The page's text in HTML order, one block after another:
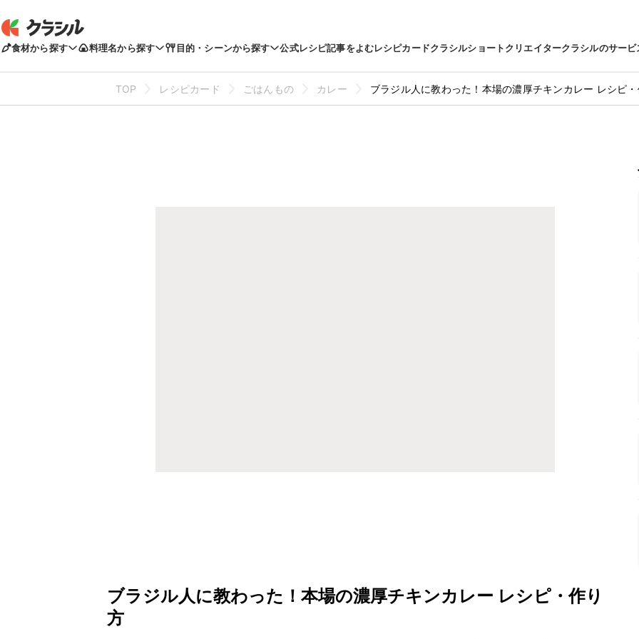
食材から探す 料理名から探す 目的・シーンから探す 公式レシピ記事をよむレシピカードクラシルショートクリエイタークラシルのサービ
TOP レシピカード ごはんもの カレー ブラジル人に教わった！本場の濃厚チキンカレー レシピ
ブラジル人に教わった！本場の濃厚チキンカレー レシピ・作り
方